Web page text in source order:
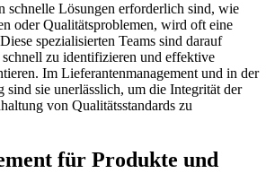
schnelle Lösungen erforderlich sind, wie
oder Qualitätsproblemen, wird oft eine
spezialisierten Teams sind darauf
schnell zu identifizieren und effektive
Im Lieferantenmanagement und in der
sind sie unerlässlich, um die Integrität der
von Qualitätsstandards zu
für Produkte und